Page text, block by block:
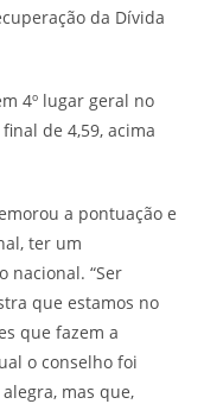
da Dívida
4º lugar geral no
de 4,59, acima
a pontuação e
ter um
nacional. “Ser
que estamos no
que fazem a
o conselho foi
mas que,